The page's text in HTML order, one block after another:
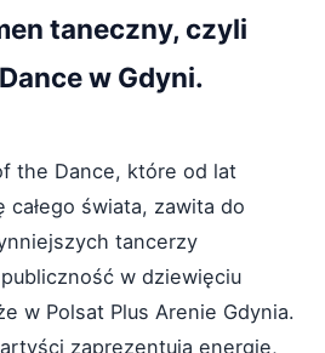
taneczny, czyli
w Gdyni.
the Dance, które od lat
świata, zawita do
tancerzy
w dziewięciu
w Polsat Plus Arenie Gdynia.
zaprezentują energię,